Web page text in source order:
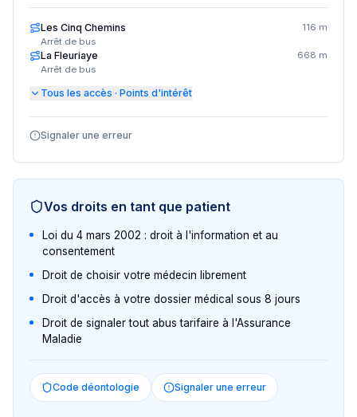
Les Cinq Chemins
Arrêt de bus
116 m
La Fleuriaye
Arrêt de bus
668 m
Tous les accès · Points d'intérêt
Signaler une erreur
Vos droits en tant que patient
Loi du 4 mars 2002 : droit à l'information et au
consentement
Droit de choisir votre médecin librement
Droit d'accès à votre dossier médical sous 8 jours
Droit de signaler tout abus tarifaire à l'Assurance
Maladie
Code déontologie Signaler une erreur